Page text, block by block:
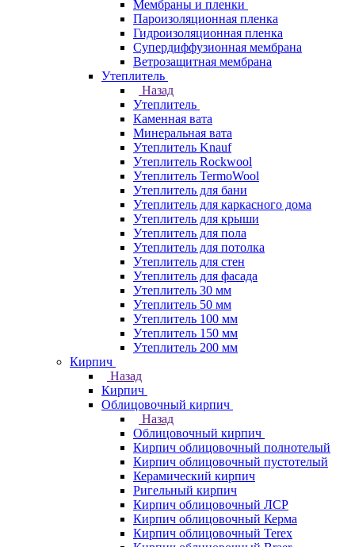
Мембраны и пленки
Пароизоляционная пленка
Гидроизоляционная пленка
Супердиффузионная мембрана
Ветрозащитная мембрана
Утеплитель
Назад
Утеплитель
Каменная вата
Минеральная вата
Утеплитель Knauf
Утеплитель Rockwool
Утеплитель TermoWool
Утеплитель для бани
Утеплитель для каркасного дома
Утеплитель для крыши
Утеплитель для пола
Утеплитель для потолка
Утеплитель для стен
Утеплитель для фасада
Утеплитель 30 мм
Утеплитель 50 мм
Утеплитель 100 мм
Утеплитель 150 мм
Утеплитель 200 мм
Кирпич
Назад
Кирпич
Облицовочный кирпич
Назад
Облицовочный кирпич
Кирпич облицовочный полнотелый
Кирпич облицовочный пустотелый
Керамический кирпич
Ригельный кирпич
Кирпич облицовочный ЛСР
Кирпич облицовочный Керма
Кирпич облицовочный Terex